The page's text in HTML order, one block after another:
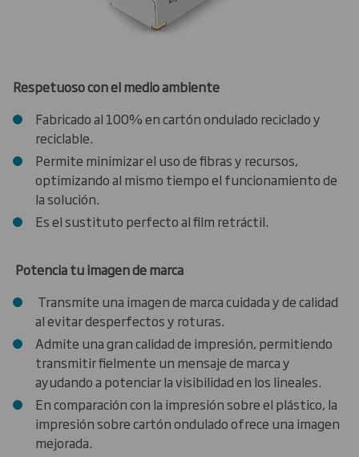
Respetuoso con el medio ambiente
Fabricado al 100% en cartón ondulado reciclado y
reciclable.
Permite minimizar el uso de fibras y recursos,
optimizando al mismo tiempo el funcionamiento de
la solución.
Es el sustituto perfecto al film retráctil.
Potencia tu imagen de marca
Transmite una imagen de marca cuidada y de calidad
al evitar desperfectos y roturas.
Admite una gran calidad de impresión, permitiendo
transmitir fielmente un mensaje de marca y
ayudando a potenciar la visibilidad en los lineales.
En comparación con la impresión sobre el plástico, la
impresión sobre cartón ondulado ofrece una imagen
mejorada.